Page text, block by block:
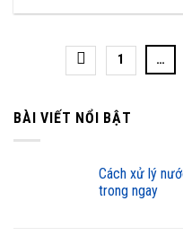
1 …
BÀI VIẾT NỔI BẬT
cách xử lý nước hồ bơi bị đục đơn giản – nước
trong ngay